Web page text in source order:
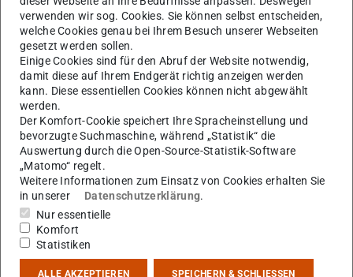
Kontakt
verwenden wir sog. Cookies. Sie können selbst entscheiden,
welche Cookies genau bei Ihrem Besuch unserer Webseiten
gesetzt werden sollen.
Einige Cookies sind für den Abruf der Website notwendig,
damit diese auf Ihrem Endgerät richtig anzeigen werden
kann. Diese essentiellen Cookies können nicht abgewählt
werden.
Der Komfort-Cookie speichert Ihre Spracheinstellung und
bevorzugte Suchmaschine, während „Statistik“ die
Auswertung durch die Open-Source-Statistik-Software
„Matomo“ regelt.
Weitere Informationen zum Einsatz von Cookies erhalten Sie
in unserer
Datenschutzerklärung.
Nur essentielle
Komfort
Statistiken
ALLE AKZEPTIEREN SPEICHERN & SCHLIESSEN